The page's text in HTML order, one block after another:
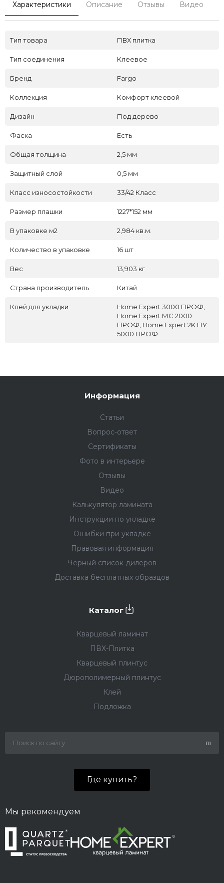
Характеристики Описание Отзывы Видео
Тип товара ПВХ плитка
Тип соединения Клеевое
Бренд Fargo
Коллекция Комфорт клеевой
Дизайн Под дерево
Фаска Есть
Общая толщина 2,5 мм
Защитный слой 0,5 мм
Класс износостойкости 33/42 Класс
Размер плашки 1227*152 мм
В упаковке м2 2,984 кв.м.
Количество в упаковке 16 шт
Вес 13,903 кг
Страна производитель Китай
Клей для укладки
Home Expert 3000 ПРОФ,
Home Expert МС 2000
ПРОФ, Home Expert 2K ПУ
5000 ПРОФ
Информация
Статьи
Вопрос-ответ
Сертификаты
Фото в интерьере
Отзывы
Видео
Калькулятор ламината
Инструкции по укладке
Ошибки при укладке
Правовая информация
Черный список дилеров
Доставка бесплатных образцов
Каталог
Кварцевый ламинат
ПВХ-Плитка
Кварцевый плинтус
Дюрополимерный плинтус
Клей
Подложка
Где купить?
Мы рекомендуем